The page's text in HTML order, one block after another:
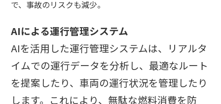
で、事故のリスクも減少。
AIによる運行管理システム
AIを活用した運行管理システムは、リアルタ
イムでの運行データを分析し、最適なルート
を提案したり、車両の運行状況を管理したり
します。これにより、無駄な燃料消費を防